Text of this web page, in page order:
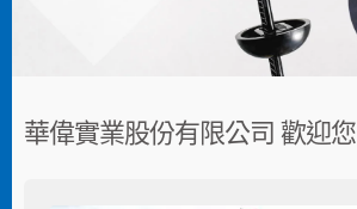
華偉實業股份有限公司 歡迎您